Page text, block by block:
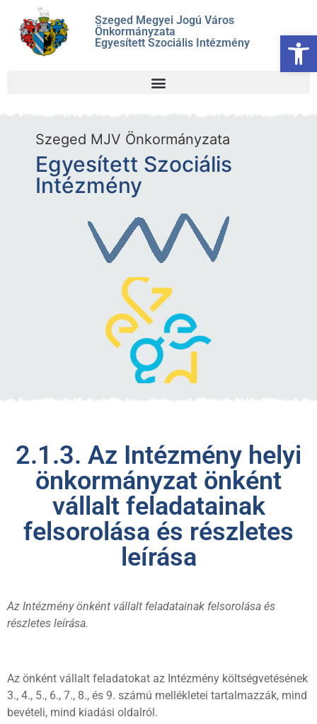
Szeged Megyei Jogú Város
Önkormányzata
Egyesített Szociális Intézmény
Szeged MJV Önkormányzata
Egyesített Szociális
Intézmény
2.1.3. Az Intézmény helyi
önkormányzat önként
vállalt feladatainak
felsorolása és részletes
leírása
Az Intézmény önként vállalt feladatainak felsorolása és
részletes leírása.
Az önként vállalt feladatokat az Intézmény költségvetésének
3., 4., 5., 6., 7., 8., és 9. számú mellékletei tartalmazzák, mind
bevételi, mind kiadási oldalról.